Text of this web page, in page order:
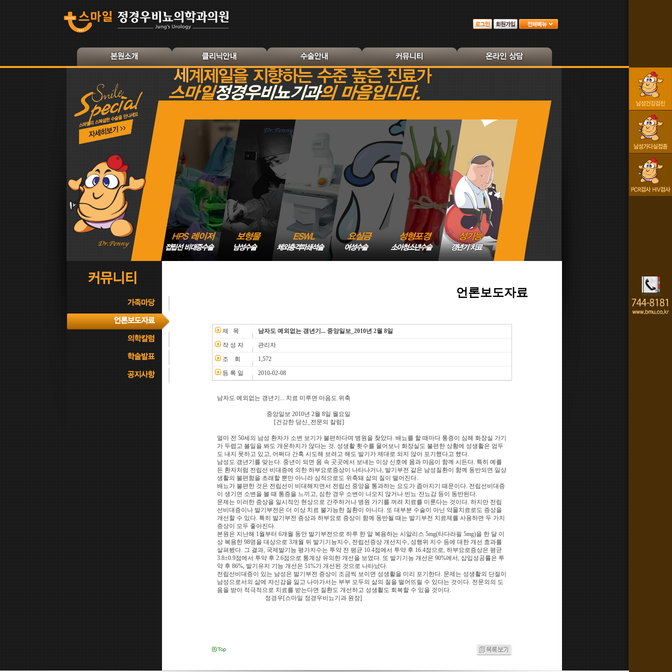
언론보도자료
제 목
남자도 예외없는 갱년기... 중앙일보_2010년 2월 8일
작 성 자
관리자
조 회
1,572
등 록 일
2010-02-08
남자도 예외없는 갱년기... 치료 미루면 마음도 위축
중앙일보 2010년 2월 8일 월요일
[건강한 당신_전문의 칼럼]
얼마 전 50세의 남성 환자가 소변 보기가 불편하다며 병원을 찾았다. 배뇨를 할 때마다 통증이 심해 화장실 가기
가 두렵고 볼일을 봐도 개운하지가 않다는 것. 성생활 횟수를 물어보니 화장실도 불편한 상황에 성생활은 엄두
도 내지 못하고 있고, 어쩌다 간혹 시도해 보려고 해도 발기가 제대로 되지 않아 포기했다고 했다.
남성도 갱년기를 맞는다. 중년이 되면 몸 속 곳곳에서 보내는 이상 신호에 몸과 마음이 함께 시든다. 특히 예를
든 환자처럼 전립선 비대증에 의한 하부요로증상이 나타나거나, 발기부전 같은 남성질환이 함께 동반되면 일상
생활의 불편함을 초래할 뿐만 아니라 심적으로도 위축돼 삶의 질이 떨어진다.
배뇨가 불편한 것은 전립선이 비대해지면서 전립선 중앙을 통과하는 요도가 좁아지기 때문이다. 전립선비대증
이 생기면 소변을 볼 때 통증을 느끼고, 심한 경우 소변이 나오지 않거나 빈뇨·잔뇨감 등이 동반된다.
문제는 이러한 증상을 일시적인 현상으로 간주하거나 병원 가기를 꺼려 치료를 미룬다는 것이다. 하지만 전립
선비대증이나 발기부전은 더 이상 치료 불가능한 질환이 아니다. 또 대부분 수술이 아닌 약물치료로도 증상을
개선할 수 있다. 특히 발기부전 증상과 하부요로 증상이 함께 동반될 때는 발기부전 치료제를 사용하면 두 가지
증상이 모두 좋아진다.
본원은 지난해 1월부터 6개월 동안 발기부전으로 하루 한 알 복용하는 시알리스 5mg(타다라필 5mg)을 한 달 이
상 복용한 98명을 대상으로 3개월 뒤 발기기능지수, 전립선증상 개선지수, 성행위 지수 등에 대한 개선 효과를
살펴봤다. 그 결과, 국제발기능 평가지수는 투약 전 평균 10.4점에서 투약 후 16.4점으로, 하부요로증상은 평균
3.8±0.9점에서 투약 후 2.6점으로 통계상 유의한 개선을 보였다. 또 발기기능 개선은 90%에서, 삽입성공률은 투
약 후 86%, 발기유지 기능 개선은 51%가 개선된 것으로 나타났다.
전립선비대증이 있는 남성은 발기부전 증상이 조금씩 보이면 성생활을 미리 포기한다. 문제는 성생활의 단절이
남성으로서의 삶에 자신감을 잃고 나아가서는 부부 모두의 삶의 질을 떨어뜨릴 수 있다는 것이다. 전문의의 도
움을 받아 적극적으로 치료를 받는다면 질환도 개선하고 성생활도 회복할 수 있을 것이다.
정경우[스마일 정경우비뇨기과 원장]